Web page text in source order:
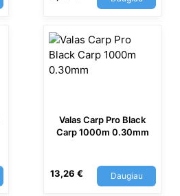
Valas Carp Pro Black
Carp 1000m 0.30mm
13,26 € Daugiau